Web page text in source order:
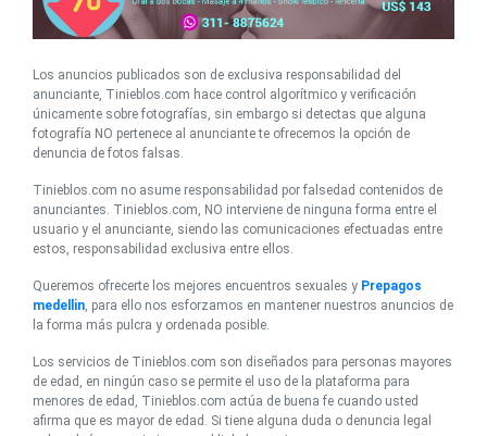
Los anuncios publicados son de exclusiva responsabilidad del
anunciante, Tinieblos.com hace control algorítmico y verificación
únicamente sobre fotografías, sin embargo si detectas que alguna
fotografía NO pertenece al anunciante te ofrecemos la opción de
denuncia de fotos falsas.
Tinieblos.com no asume responsabilidad por falsedad contenidos de
anunciantes. Tinieblos.com, NO interviene de ninguna forma entre el
usuario y el anunciante, siendo las comunicaciones efectuadas entre
estos, responsabilidad exclusiva entre ellos.
Queremos ofrecerte los mejores encuentros sexuales y Prepagos
medellin, para ello nos esforzamos en mantener nuestros anuncios de
la forma más pulcra y ordenada posible.
Los servicios de Tinieblos.com son diseñados para personas mayores
de edad, en ningún caso se permite el uso de la plataforma para
menores de edad, Tinieblos.com actúa de buena fe cuando usted
afirma que es mayor de edad. Si tiene alguna duda o denuncia legal